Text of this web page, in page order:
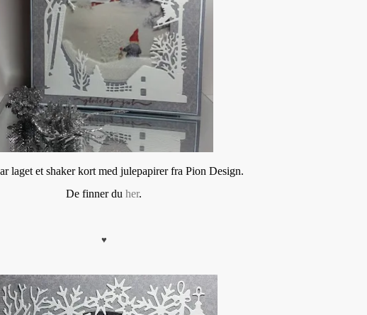
laget et shaker kort med julepapirer fra Pion Design.
De finner du her.
♥